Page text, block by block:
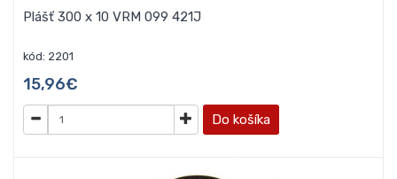
Plášť 300 x 10 VRM 099 421J
kód: 2201
15,96€
Do košíka